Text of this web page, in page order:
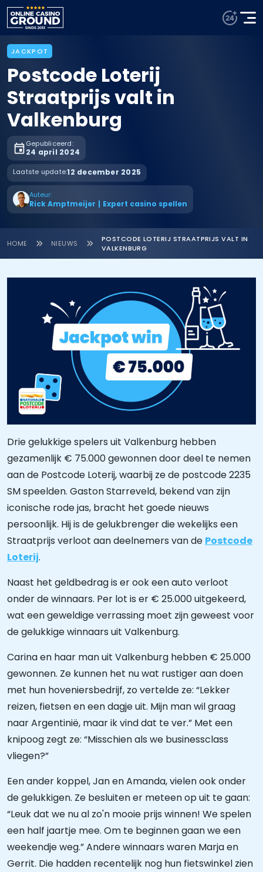
JACKPOT
Postcode Loterij
Straatprijs valt in
Valkenburg
Gepubliceerd:
24 april 2024
Laatste update:12 december 2025
Auteur:
Rick Amptmeijer | Expert casino spellen
HOME NIEUWS
POSTCODE LOTERIJ STRAATPRIJS VALT IN
VALKENBURG
Drie gelukkige spelers uit Valkenburg hebben
gezamenlijk € 75.000 gewonnen door deel te nemen
aan de Postcode Loterij, waarbij ze de postcode 2235
SM speelden. Gaston Starreveld, bekend van zijn
iconische rode jas, bracht het goede nieuws
persoonlijk. Hij is de gelukbrenger die wekelijks een
Straatprijs verloot aan deelnemers van de Postcode
Loterij.
Naast het geldbedrag is er ook een auto verloot
onder de winnaars. Per lot is er € 25.000 uitgekeerd,
wat een geweldige verrassing moet zijn geweest voor
de gelukkige winnaars uit Valkenburg.
Carina en haar man uit Valkenburg hebben € 25.000
gewonnen. Ze kunnen het nu wat rustiger aan doen
met hun hoveniersbedrijf, zo vertelde ze: “Lekker
reizen, fietsen en een dagje uit. Mijn man wil graag
naar Argentinië, maar ik vind dat te ver.” Met een
knipoog zegt ze: “Misschien als we businessclass
vliegen?”
Een ander koppel, Jan en Amanda, vielen ook onder
de gelukkigen. Ze besluiten er meteen op uit te gaan:
“Leuk dat we nu al zo'n mooie prijs winnen! We spelen
een half jaartje mee. Om te beginnen gaan we een
weekendje weg.” Andere winnaars waren Marja en
Gerrit. Die hadden recentelijk nog hun fietswinkel zien